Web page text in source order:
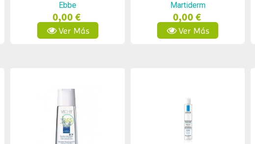
Ebbe
0,00 €
Ver Más
Martiderm
0,00 €
Ver Más